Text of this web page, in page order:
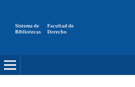
Sistema de
Bibliotecas
Facultad de
Derecho